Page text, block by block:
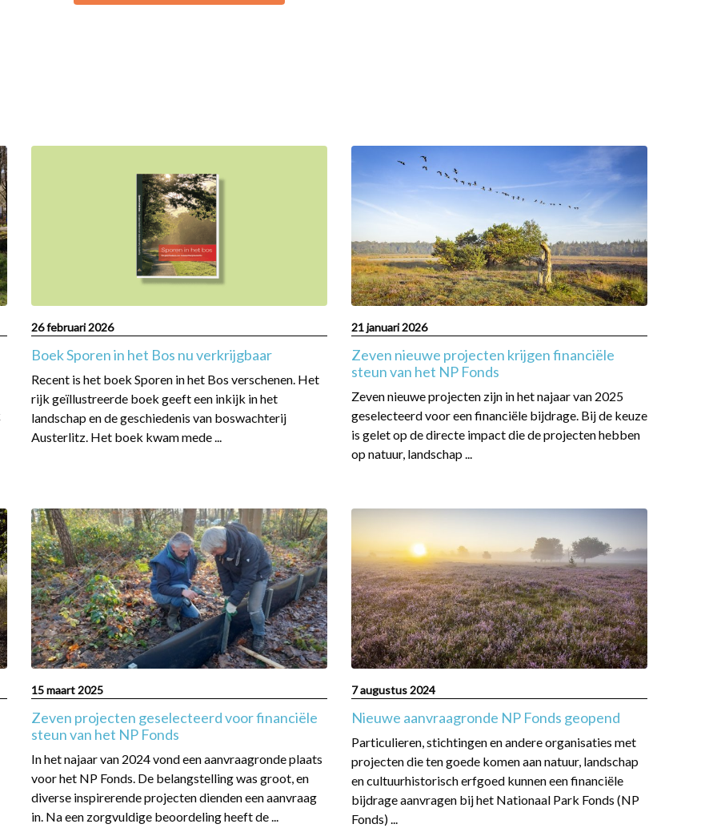
26 februari 2026
Boek Sporen in het Bos nu verkrijgbaar
Recent is het boek Sporen in het Bos verschenen. Het
rijk geïllustreerde boek geeft een inkijk in het
landschap en de geschiedenis van boswachterij
Austerlitz. Het boek kwam mede ...
nu
verkrijgbaar
21 januari 2026
Zeven nieuwe projecten krijgen financiële
steun van het NP Fonds
Zeven nieuwe projecten zijn in het najaar van 2025
geselecteerd voor een financiële bijdrage. Bij de keuze
is gelet op de directe impact die de projecten hebben
op natuur, landschap ...
more
projecten
krijgen
financiële
steun
van
het
NP
15 maart 2025
Zeven projecten geselecteerd voor financiële
steun van het NP Fonds
In het najaar van 2024 vond een aanvraagronde plaats
voor het NP Fonds. De belangstelling was groot, en
diverse inspirerende projecten dienden een aanvraag
in. Na een zorgvuldige beoordeling heeft de ...
Read
more
about
Zeven
projecten
geselecteerd
voor
financiële
steun
van
het
NP
7 augustus 2024
Nieuwe aanvraagronde NP Fonds geopend
Particulieren, stichtingen en andere organisaties met
projecten die ten goede komen aan natuur, landschap
en cultuurhistorisch erfgoed kunnen een financiële
bijdrage aanvragen bij het Nationaal Park Fonds (NP
Fonds) ...
about
Nieuwe
aanvraagronde
NP
Fonds
geopend